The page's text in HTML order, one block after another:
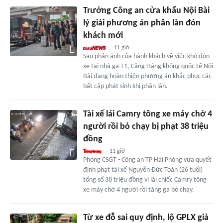
Trưởng Công an cửa khẩu Nội Bài
lý giải phương án phân làn đón
khách mới
11 giờ
Sau phản ánh của hành khách về việc khó đón
xe tại nhà ga T1, Cảng Hàng không quốc tế Nội
Bài đang hoàn thiện phương án khắc phục các
bất cập phát sinh khi phân làn.
Tài xế lái Camry tông xe máy chở 4
người rồi bỏ chạy bị phạt 38 triệu
đồng
11 giờ
Phòng CSGT - Công an TP Hải Phòng vừa quyết
định phạt tài xế Nguyễn Đức Toàn (26 tuổi)
tổng số 38 triệu đồng vì lái chiếc Camry tông
xe máy chở 4 người rồi tăng ga bỏ chạy.
Từ xe đỗ sai quy định, lộ GPLX giả